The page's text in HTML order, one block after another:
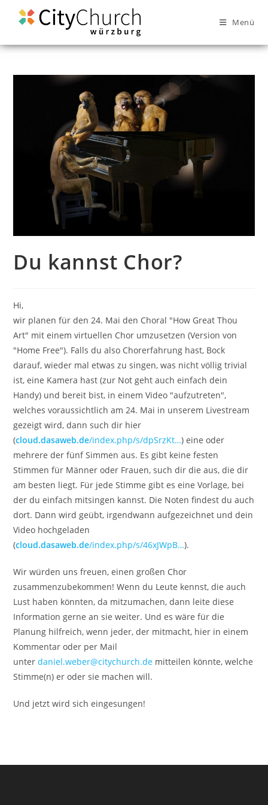
Menü
Du kannst Chor?
Hi,
wir planen für den 24. Mai den Choral "How Great Thou
Art" mit einem virtuellen Chor umzusetzen (Version von
"Home Free"). Falls du also Chorerfahrung hast, Bock
darauf, wieder mal etwas zu singen, was nicht völlig trivial
ist, eine Kamera hast (zur Not geht auch einfach dein
Handy) und bereit bist, in einem Video "aufzutreten",
welches voraussichtlich am 24. Mai in unserem Livestream
gezeigt wird, dann such dir hier
(cloud.dasaweb.de/index.php/s/dpSrzKt…) eine oder
mehrere der fünf Simmen aus. Es gibt keine festen
Stimmen für Männer oder Frauen, such dir die aus, die dir
am besten liegt. Für jede Stimme gibt es eine Vorlage, bei
der du einfach mitsingen kannst. Die Noten findest du auch
dort. Dann wird geübt, irgendwann aufgezeichnet und dein
Video hochgeladen
(cloud.dasaweb.de/index.php/s/46xJWpB…).
Wir würden uns freuen, einen großen Chor
zusammenzubekommen! Wenn du Leute kennst, die auch
Lust haben könnten, da mitzumachen, dann leite diese
Information gerne an sie weiter. Und es wäre für die
Planung hilfreich, wenn jeder, der mitmacht, hier in einem
Kommentar oder per Mail
unterdaniel.weber@citychurch.de mitteilen könnte, welche
Stimme(n) er oder sie machen will.
Und jetzt wird sich eingesungen!